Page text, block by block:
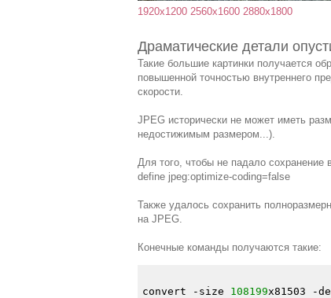
1920x1200 2560x1600 2880x1800
Драматические детали
Такие большие картинки получается
повышенной точностью внутреннего
скорости.
JPEG исторически не может иметь
недостижимым размером...).
Для того, чтобы не падало сохранение
define jpeg:optimize-coding=false
Также удалось сохранить
на JPEG.
Конечные команды получаются такие:
convert -size 108199x81503 -